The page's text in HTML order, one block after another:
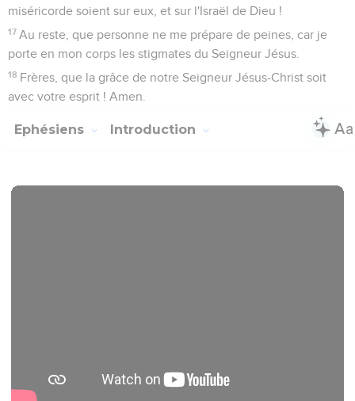
miséricorde soient sur eux, et sur l'Israël de Dieu !
17 Au reste, que personne ne me prépare de peines, car je
porte en mon corps les stigmates du Seigneur Jésus.
18 Frères, que la grâce de notre Seigneur Jésus-Christ soit
avec votre esprit ! Amen.
Ephésiens Introduction